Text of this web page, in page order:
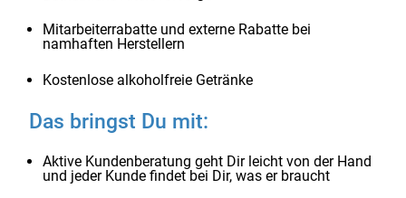
Mitarbeiterrabatte und externe Rabatte bei
namhaften Herstellern
Kostenlose alkoholfreie Getränke
Das bringst Du mit:
Aktive Kundenberatung geht Dir leicht von der Hand
und jeder Kunde findet bei Dir, was er braucht